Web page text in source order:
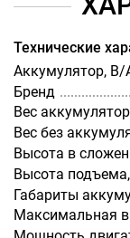
Технические
Аккумулятор, В/
Бренд
Вес
Вес без
Высота в
Высота
Габариты
Максимальная